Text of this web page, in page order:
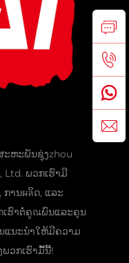
ະຫະພັນຊຸ່ງzhou
Ltd. ພວກເຮົາມີ
ານผลິດ, ແລະ
ເຮົາຕໍ່ຄູณພົນແລະຄຸນ
ນະນຳໃຫ້ມີຄວາມ
ວກເຮົາມື້ນີ້!